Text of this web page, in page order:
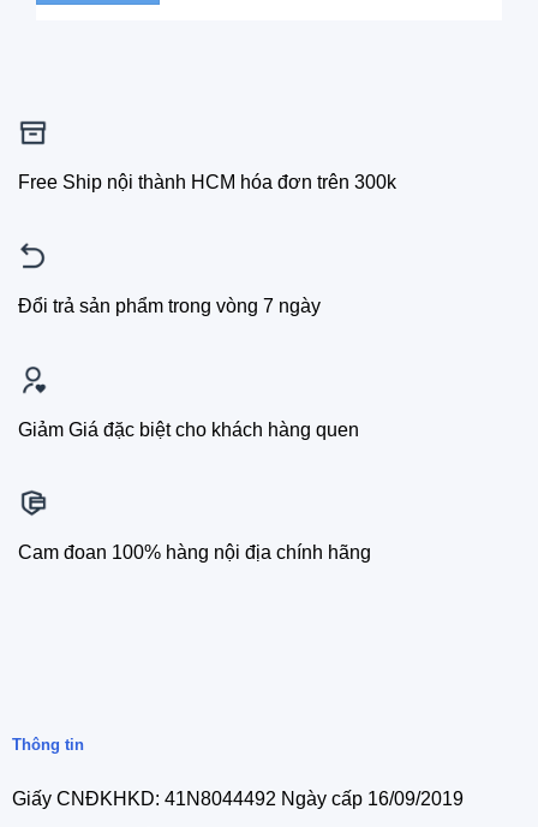
Free Ship nội thành HCM hóa đơn trên 300k
Đổi trả sản phẩm trong vòng 7 ngày
Giảm Giá đặc biệt cho khách hàng quen
Cam đoan 100% hàng nội địa chính hãng
Thông tin
Giấy CNĐKHKD: 41N8044492 Ngày cấp 16/09/2019